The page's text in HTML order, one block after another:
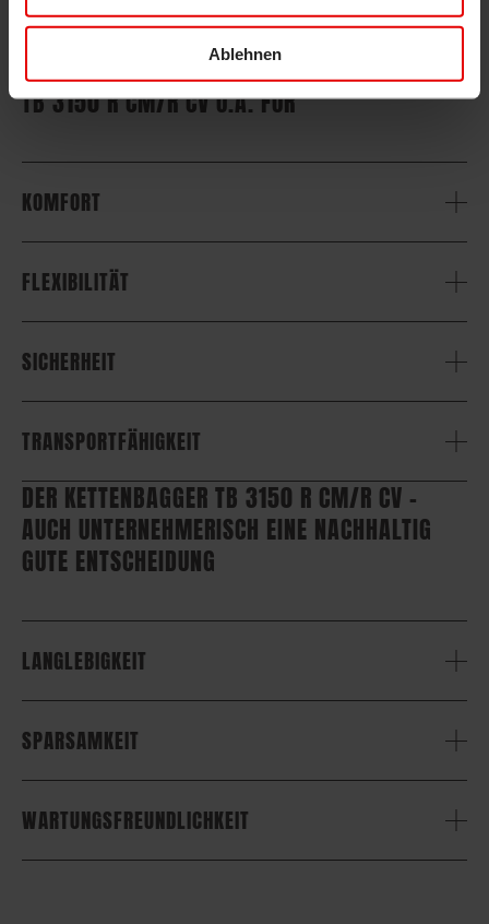
Ablehnen
BAGGERFÜHRER SCHÄTZEN DEN
TB 3150 R CM/R CV U.A. FÜR
KOMFORT
FLEXIBILITÄT
SICHERHEIT
TRANSPORTFÄHIGKEIT
DER KETTENBAGGER TB 3150 R CM/R CV –
AUCH UNTERNEHMERISCH EINE NACHHALTIG
GUTE ENTSCHEIDUNG
LANGLEBIGKEIT
SPARSAMKEIT
WARTUNGSFREUNDLICHKEIT